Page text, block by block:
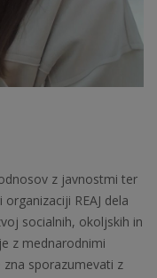
z javnostmi ter
REAJ dela
socialnih, okoljskih in
z mednarodnimi
sporazumevati z